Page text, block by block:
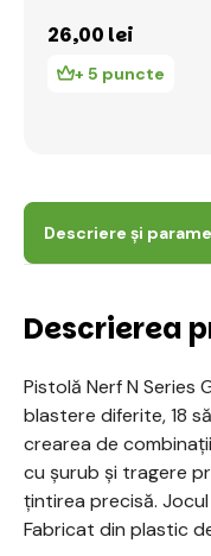
26,00 lei
+ 5 puncte
Descriere și
Descrierea
Pistolă Nerf N Series
blastere diferite, 18
crearea de
cu șurub și tragere
țintirea precisă.
Fabricat din plastic